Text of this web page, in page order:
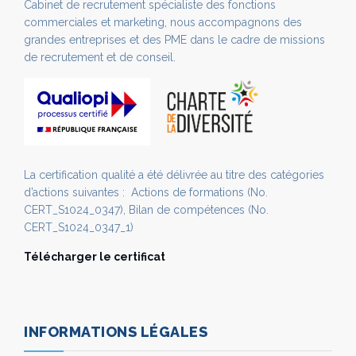
Cabinet de recrutement spécialiste des fonctions
commerciales et marketing, nous accompagnons des
grandes entreprises et des PME dans le cadre de missions
de recrutement et de conseil.
La certification qualité a été délivrée au titre des catégories
d’actions suivantes : Actions de formations (No.
CERT_S1024_0347), Bilan de compétences (No.
CERT_S1024_0347_1)
Télécharger le certificat
INFORMATIONS LÉGALES